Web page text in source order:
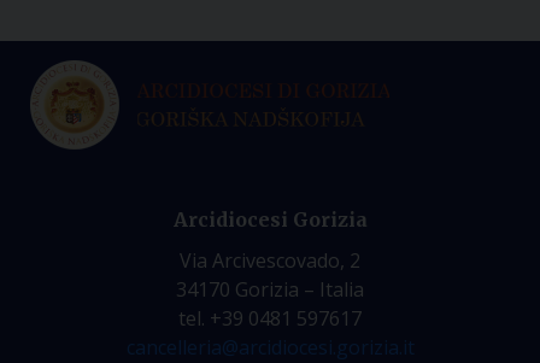
Arcidiocesi Gorizia
Via Arcivescovado, 2
34170 Gorizia – Italia
tel. +39 0481 597617
cancelleria@arcidiocesi.gorizia.it